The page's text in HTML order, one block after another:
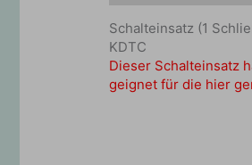
Schalteinsatz (1
KDTC
Dieser Schalteinsatz
geignet für die hier